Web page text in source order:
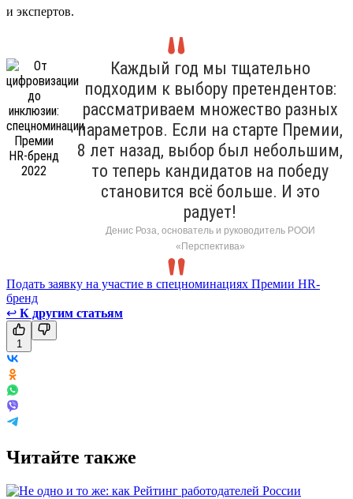
и экспертов.
Каждый год мы тщательно
подходим к выбору претендентов:
рассматриваем множество разных
параметров. Если на старте Премии,
8 лет назад, выбор был небольшим,
то теперь кандидатов на победу
становится всё больше. И это
радует!
Денис Роза, основатель и руководитель РООИ
«Перспектива»
Подать заявку на участие в спецноминациях Премии HR-
бренд
↩ К другим статьям
1
Читайте также